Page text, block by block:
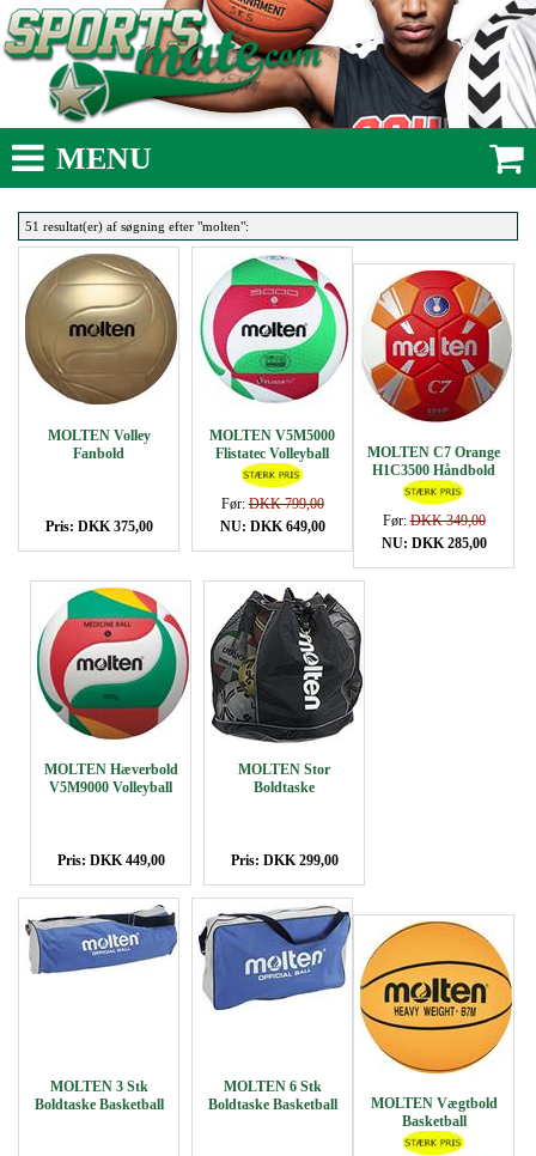
MENU
51 resultat(er) af søgning efter "molten":
MOLTEN Volley
Fanbold
Pris: DKK 375,00
MOLTEN V5M5000
Flistatec Volleyball
Før:DKK 799,00
NU: DKK 649,00
MOLTEN C7 Orange
H1C3500 Håndbold
Før:DKK 349,00
NU: DKK 285,00
MOLTEN Hæverbold
V5M9000 Volleyball
Pris: DKK 449,00
MOLTEN Stor
Boldtaske
Pris: DKK 299,00
MOLTEN 3 Stk
Boldtaske Basketball
MOLTEN 6 Stk
Boldtaske Basketball
MOLTEN Vægtbold
Basketball